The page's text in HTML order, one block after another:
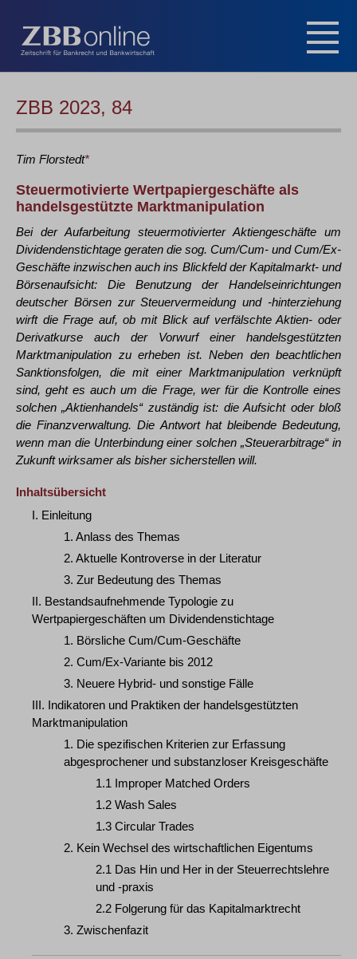
ZBB 2023, 84
Tim Florstedt*
Steuermotivierte Wertpapiergeschäfte als
handelsgestützte Marktmanipulation
Bei der Aufarbeitung steuermotivierter Aktiengeschäfte um
Dividendenstichtage geraten die sog. Cum/Cum- und Cum/Ex-
Geschäfte inzwischen auch ins Blickfeld der Kapitalmarkt- und
Börsenaufsicht: Die Benutzung der Handelseinrichtungen
deutscher Börsen zur Steuervermeidung und -hinterziehung
wirft die Frage auf, ob mit Blick auf verfälschte Aktien- oder
Derivatkurse auch der Vorwurf einer handelsgestützten
Marktmanipulation zu erheben ist. Neben den beachtlichen
Sanktionsfolgen, die mit einer Marktmanipulation verknüpft
sind, geht es auch um die Frage, wer für die Kontrolle eines
solchen „Aktienhandels“ zuständig ist: die Aufsicht oder bloß
die Finanzverwaltung. Die Antwort hat bleibende Bedeutung,
wenn man die Unterbindung einer solchen „Steuerarbitrage“ in
Zukunft wirksamer als bisher sicherstellen will.
Inhaltsübersicht
I. Einleitung
1. Anlass des Themas
2. Aktuelle Kontroverse in der Literatur
3. Zur Bedeutung des Themas
II. Bestandsaufnehmende Typologie zu
Wertpapiergeschäften um Dividendenstichtage
1. Börsliche Cum/Cum-Geschäfte
2. Cum/Ex-Variante bis 2012
3. Neuere Hybrid- und sonstige Fälle
III. Indikatoren und Praktiken der handelsgestützten
Marktmanipulation
1. Die spezifischen Kriterien zur Erfassung
abgesprochener und substanzloser Kreisgeschäfte
1.1 Improper Matched Orders
1.2 Wash Sales
1.3 Circular Trades
2. Kein Wechsel des wirtschaftlichen Eigentums
2.1 Das Hin und Her in der Steuerrechtslehre
und -praxis
2.2 Folgerung für das Kapitalmarktrecht
3. Zwischenfazit